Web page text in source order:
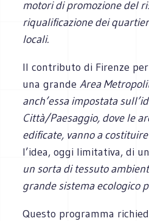
motori di promozione del
riqualificazione dei
locali.
Il contributo di Firenze
una grandeArea
anch’essa impostata
Città/Paesaggio, dove le
edificate, vanno a costituire
l’idea, oggi limitativa, di
un sorta di tessuto
grande sistema ecologico
Questo programma